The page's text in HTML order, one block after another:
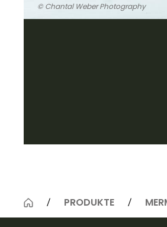
© Chantal Weber Photography
PRODUKTE